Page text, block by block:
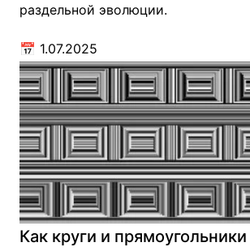
раздельной эволюции.
📅 1.07.2025
Как круги и прямоугольники